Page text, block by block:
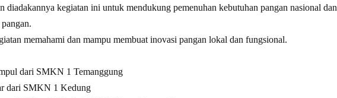
diadakannya kegiatan ini untuk mendukung pemenuhan kebutuhan pangan nasional dan
memahami dan mampu membuat inovasi pangan lokal dan fungsional.
dari SMKN 1 Temanggung
dari SMKN 1 Kedung